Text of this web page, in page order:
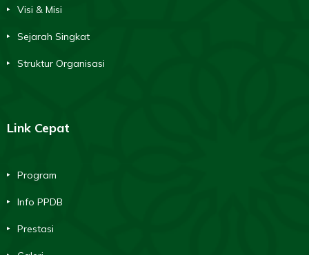
Visi & Misi
Sejarah Singkat
Struktur Organisasi
Link Cepat
Program
Info PPDB
Prestasi